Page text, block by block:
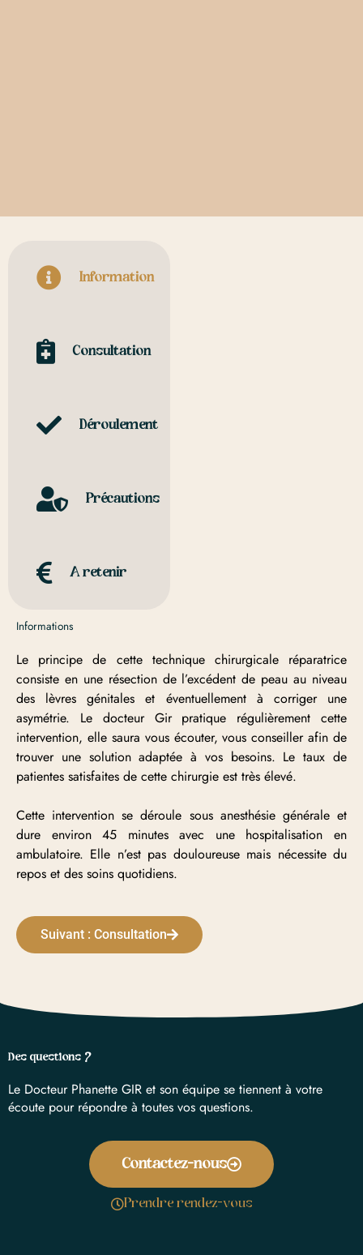
Information
Consultation
Déroulement
Précautions
A retenir
Informations
Le principe de cette technique chirurgicale réparatrice
consiste en une résection de l’excédent de peau au niveau
des lèvres génitales et éventuellement à corriger une
asymétrie. Le docteur Gir pratique régulièrement cette
intervention, elle saura vous écouter, vous conseiller afin de
trouver une solution adaptée à vos besoins. Le taux de
patientes satisfaites de cette chirurgie est très élevé.
Cette intervention se déroule sous anesthésie générale et
dure environ 45 minutes avec une hospitalisation en
ambulatoire. Elle n’est pas douloureuse mais nécessite du
repos et des soins quotidiens.
Suivant : Consultation
Des questions ?
Le Docteur Phanette GIR et son équipe se tiennent à votre
écoute pour répondre à toutes vos questions.
Contactez-nous
Prendre rendez-vous